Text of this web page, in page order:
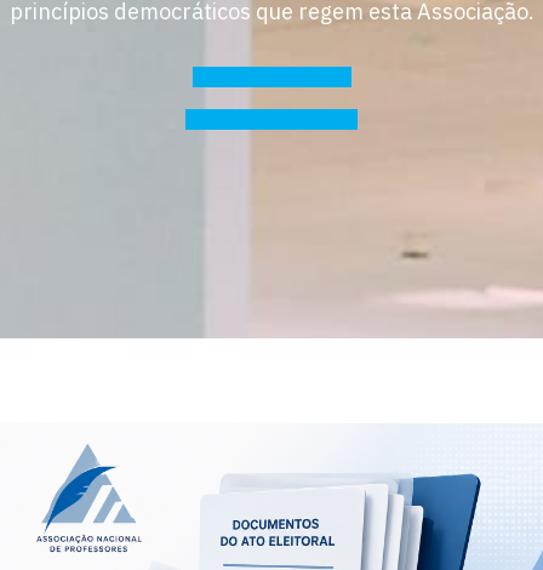
princípios democráticos que regem esta Associação.